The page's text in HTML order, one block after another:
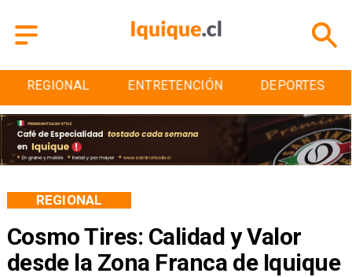
ENTRETENCIÓN DEPORTES CULTURA
Cosmo Tires: Calidad y Valor
desde la Zona Franca de Iquique
REGIONAL